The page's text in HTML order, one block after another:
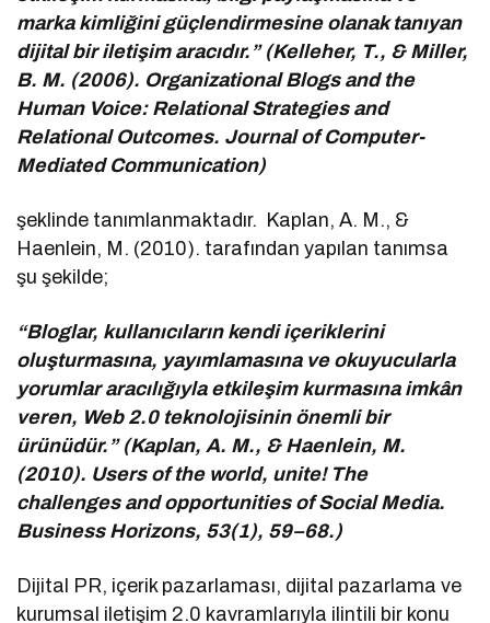
marka kimliğini güçlendirmesine olanak tanıyan
dijital bir iletişim aracıdır.” (Kelleher, T., & Miller,
B. M. (2006). Organizational Blogs and the
Human Voice: Relational Strategies and
Relational Outcomes. Journal of Computer-
Mediated Communication)
şeklinde tanımlanmaktadır. Kaplan, A. M., &
Haenlein, M. (2010). tarafından yapılan tanımsa
şu şekilde;
“Bloglar, kullanıcıların kendi içeriklerini
oluşturmasına, yayımlamasına ve okuyucularla
yorumlar aracılığıyla etkileşim kurmasına imkân
veren, Web 2.0 teknolojisinin önemli bir
ürünüdür.” (Kaplan, A. M., & Haenlein, M.
(2010). Users of the world, unite! The
challenges and opportunities of Social Media.
Business Horizons, 53(1), 59–68.)
Dijital PR, içerik pazarlaması, dijital pazarlama ve
kurumsal iletişim 2.0 kavramlarıyla ilintili bir konu